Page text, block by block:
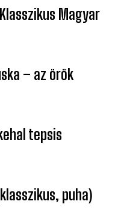
Magyar
– az örök
tepsis
puha)